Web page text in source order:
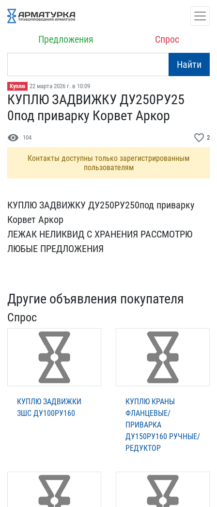
Предложения Спрос
Найти
Куплю 22 марта 2026 г. в 10:09
КУПЛЮ ЗАДВИЖКУ ДУ250РУ25​
0под приварку Корвет Арк​ор
visibility 104 favorite_border 2
Контакты доступны только зарегистрированным
пользователям
КУПЛЮ ЗАДВИЖКУ ДУ250РУ25​0под приварку
Корвет Арк​ор
ЛЕЖАК НЕЛИКВИД С ХРАН​ЕНИЯ РАССМОТРЮ
ЛЮБЫЕ ПРЕ​ДЛОЖЕНИЯ
Другие объявления покупателя
Спрос
КУПЛЮ ЗАДВИЖКИ
ЗШС ДУ100РУ160
КУПЛЮ КРАНЫ
ФЛАНЦЕВЫЕ/
ПРИВАРКА
ДУ150РУ160 РУЧНЫЕ/
РЕДУКТОР